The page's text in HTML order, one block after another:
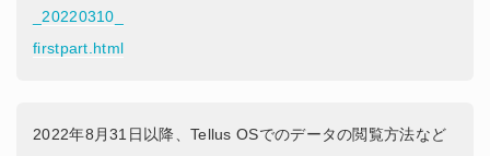
_20220310_
firstpart.html
2022年8月31日以降、Tellus OSでのデータの閲覧方法など